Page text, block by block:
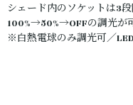
シェード内のソケットは3
100%→50%→OFFの調光が
※白熱電球のみ調光可／